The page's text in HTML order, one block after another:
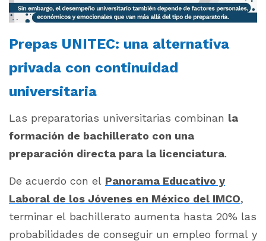
Prepas UNITEC: una alternativa
privada con continuidad
universitaria
Las preparatorias universitarias combinan la
formación de bachillerato con una
preparación directa para la licenciatura.
De acuerdo con el Panorama Educativo y
Laboral de los Jóvenes en México del IMCO,
terminar el bachillerato aumenta hasta 20% las
probabilidades de conseguir un empleo formal y